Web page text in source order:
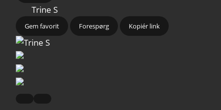
Trine S
Gem favorit Forespørg Kopiér link